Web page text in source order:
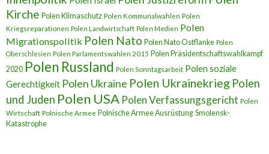
Kirche Polen Klimaschutz Polen Kommunalwahlen Polen
Kriegsreparationen Polen Landwirtschaft Polen Medien Polen
Migrationspolitik Polen Nato Polen Nato Ostflanke Polen
Oberschlesien Polen Parlamentswahlen 2015 Polen Präsidentschaftswahlkampf
2020 Polen Russland Polen Sonntagsarbeit Polen soziale
Gerechtigkeit Polen Ukraine Polen Ukrainekrieg Polen
und Juden Polen USA Polen Verfassungsgericht Polen
Wirtschaft Polnische Armee Polnische Armee Ausrüstung Smolensk-
Katastrophe